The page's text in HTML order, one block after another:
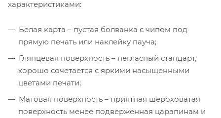
характеристиками:
Белая карта – пустая болванка с чипом под
прямую печать или наклейку пауча;
Глянцевая поверхность – негласный стандарт,
хорошо сочетается с яркими насыщенными
цветами печати;
Матовая поверхность – приятная шероховатая
поверхность менее подверженная царапинам и